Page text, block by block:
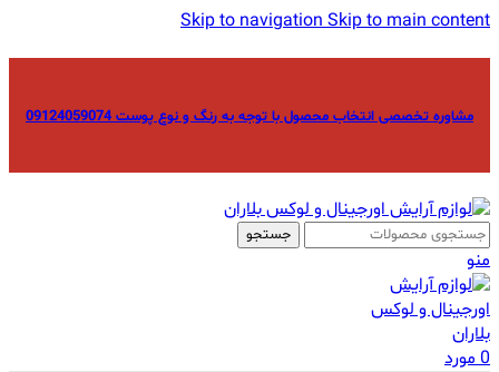
Skip to navigationSkip to main content
مشاوره تخصصی انتخاب محصول با توجه به رنگ و نوع پوست 09124059074
جستجو
منو
0مورد